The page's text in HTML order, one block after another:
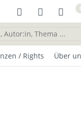
/ Rights Über